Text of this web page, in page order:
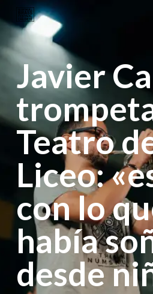
to
contentJavier
Teatro
Liceo:
con lo
había
desde